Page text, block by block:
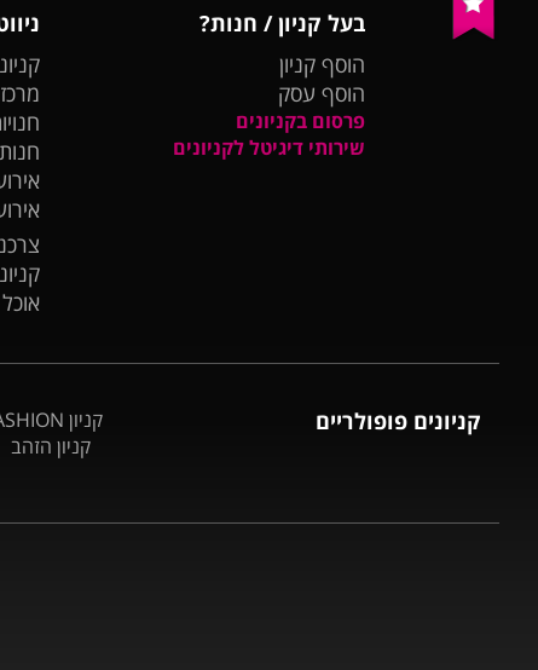
בעל קניון / חנות?
הוסף קניון
הוסף עסק
פרסום בקניונים
שירותי דיגיטל לקניונים
חנות
קניונים פופולריים קניון BIG FASHION אשדוד
קניון הזהב